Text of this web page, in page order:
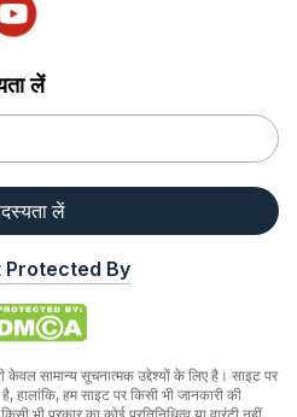
लें
लें
Protected By
केवल सामान्य सूचनात्मक उद्देश्यों के लिए है। साइट पर
हालांकि, हम साइट पर किसी भी जानकारी की